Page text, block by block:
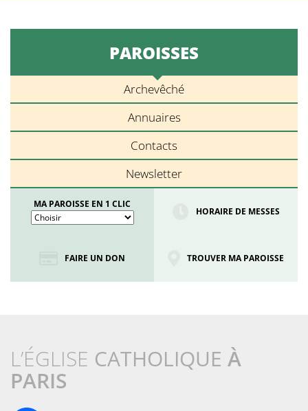
PAROISSES
Archevêché
Annuaires
Contacts
Newsletter
MA PAROISSE EN 1 CLIC
HORAIRE DE MESSES
FAIRE UN DON TROUVER MA PAROISSE
L’ÉGLISE CATHOLIQUE À
PARIS